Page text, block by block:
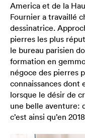
America et de la
Fournier a travaillé
dessinatrice.
pierres les plus
le bureau parisien
formation en
négoce des pierres
connaissances dont
lorsque le désir de
une belle aventure:
c’est ainsi qu’en